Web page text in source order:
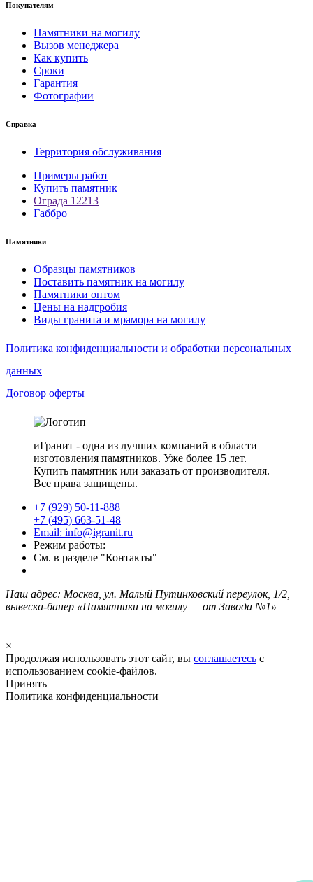
Покупателям
Памятники на могилу
Вызов менеджера
Как купить
Сроки
Гарантия
Фотографии
Справка
Территория обслуживания
Примеры работ
Купить памятник
Ограда 12213
Габбро
Памятники
Образцы памятников
Поставить памятник на могилу
Памятники оптом
Цены на надгробия
Виды гранита и мрамора на могилу
Политика конфиденциальности и обработки персональных
данных
Договор оферты
иГранит - одна из лучших компаний в области
изготовления памятников. Уже более 15 лет.
Купить памятник или заказать от производителя.
Все права защищены.
+7 (929) 50-11-888
+7 (495) 663-51-48
Email: info@igranit.ru
Режим работы:
См. в разделе "Контакты"
Наш адрес: Москва, ул. Малый Путинковский переулок, 1/2,
вывеска-банер «Памятники на могилу — от Завода №1»
×
Продолжая использовать этот сайт, вы соглашаетесь с
использованием cookie-файлов.
Принять
Политика конфиденциальности